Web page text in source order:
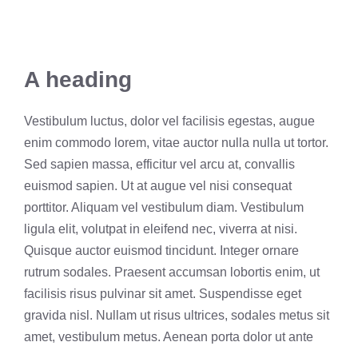
A heading
Vestibulum luctus, dolor vel facilisis egestas, augue
enim commodo lorem, vitae auctor nulla nulla ut tortor.
Sed sapien massa, efficitur vel arcu at, convallis
euismod sapien. Ut at augue vel nisi consequat
porttitor. Aliquam vel vestibulum diam. Vestibulum
ligula elit, volutpat in eleifend nec, viverra at nisi.
Quisque auctor euismod tincidunt. Integer ornare
rutrum sodales. Praesent accumsan lobortis enim, ut
facilisis risus pulvinar sit amet. Suspendisse eget
gravida nisl. Nullam ut risus ultrices, sodales metus sit
amet, vestibulum metus. Aenean porta dolor ut ante